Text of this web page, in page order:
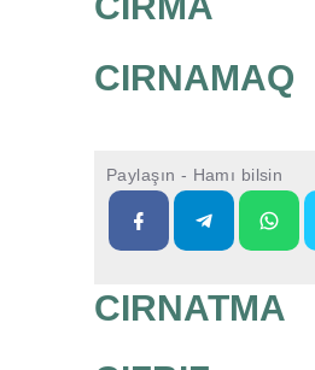
CIRNAMAQ
Paylaşın - Hamı bilsin
CIRNATMA